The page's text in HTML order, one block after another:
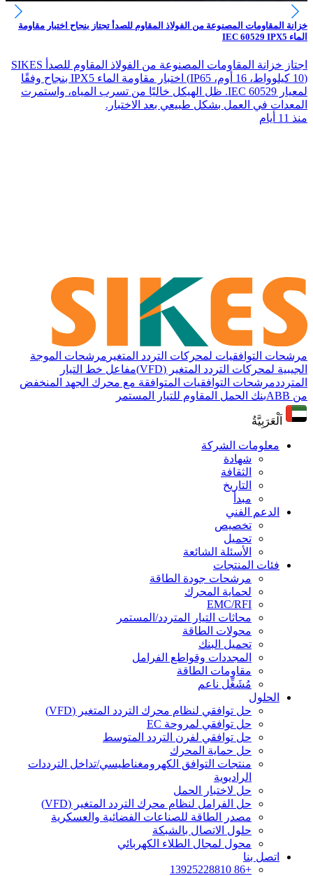
خزانة المقاومات المصنوعة من الفولاذ المقاوم للصدأ تجتاز بنجاح اختبار مقاومة
الماء IEC 60529 IPX5
اجتاز خزانة المقاومات المصنوعة من الفولاذ المقاوم للصدأ SIKES
(10 كيلوواط، 16 أوم، IP65) اختبار مقاومة الماء IPX5 بنجاح وفقًا
لمعيار IEC 60529. ظل الهيكل خاليًا من تسرب المياه، واستمرت
المعدات في العمل بشكل طبيعي بعد الاختبار.
منذ 11 أيام
مرشحات التوافقيات لمحركات التردد المتغير مرشحات الموجة
الجيبية لمحركات التردد المتغير (VFD)
مفاعل خط التيار
المترددمرشحات التوافقيات المتوافقة مع محرك الجهد المنخفض
من ABB
بنك الحمل المقاوم للتيار المستمر
اَلْعَرَبِيَّةُ
معلومات الشركة
شهادة
الثقافة
التاريخ
مبدأ
الدعم الفني
تخصيص
تحميل
الأسئلة الشائعة
فئات المنتجات
مرشحات جودة الطاقة
لحماية المحرك
EMC/RFI
محاثات التيار المتردد/المستمر
محولات الطاقة
تحميل البنك
المجددات وقواطع الفرامل
مقاومات الطاقة
مُشَغِّل ناعم
الحلول
حل توافقي لنظام محرك التردد المتغير (VFD)
حل توافقي لمروحة EC
حل توافقي لفرن التردد المتوسط
حل حماية المحرك
منتجات التوافق الكهرومغناطيسي/تداخل الترددات
الراديوية
حل لاختبار الحمل
حل الفرامل لنظام محرك التردد المتغير (VFD)
مصدر الطاقة للصناعات الفضائية والعسكرية
حلول الاتصال بالشبكة
محول لمجال الطلاء الكهربائي
اتصل بنا
+86 13925228810